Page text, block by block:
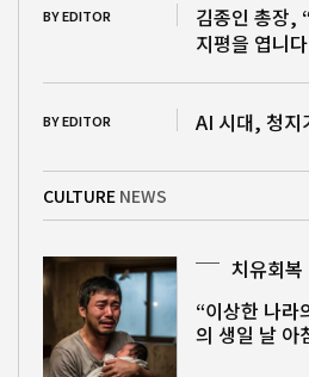
BY EDITOR
김종인 총장,
지평을 엽니
BY EDITOR AI 시대, 청지
CULTURE NEWS
치유회복
“이상한 나
의 생일 날 아